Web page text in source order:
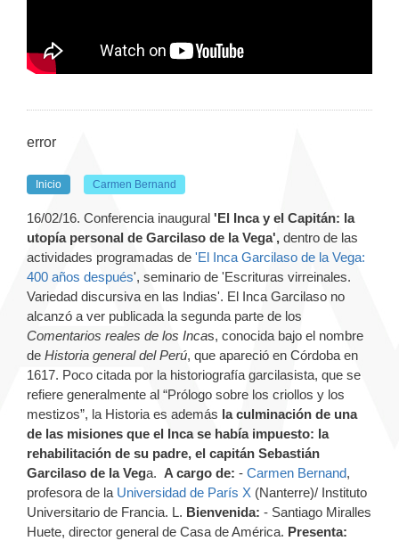
error
Inicio Carmen Bernand
16/02/16. Conferencia inaugural 'El Inca y el Capitán: la
utopía personal de Garcilaso de la Vega', dentro de las
actividades programadas de 'El Inca Garcilaso de la Vega:
400 años después', seminario de 'Escrituras virreinales.
Variedad discursiva en las Indias'. El Inca Garcilaso no
alcanzó a ver publicada la segunda parte de los
Comentarios reales de los Incas, conocida bajo el nombre
de Historia general del Perú, que apareció en Córdoba en
1617. Poco citada por la historiografía garcilasista, que se
refiere generalmente al “Prólogo sobre los criollos y los
mestizos”, la Historia es además la culminación de una
de las misiones que el Inca se había impuesto: la
rehabilitación de su padre, el capitán Sebastián
Garcilaso de la Vega. A cargo de: - Carmen Bernand,
profesora de la Universidad de París X (Nanterre)/ Instituto
Universitario de Francia. L. Bienvenida: - Santiago Miralles
Huete, director general de Casa de América. Presenta: